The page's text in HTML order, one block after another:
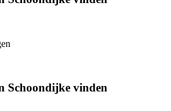
Schoondijke vinden